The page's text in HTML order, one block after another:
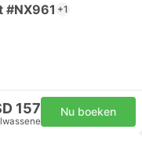
#NX961 +1
157 Nu boeken